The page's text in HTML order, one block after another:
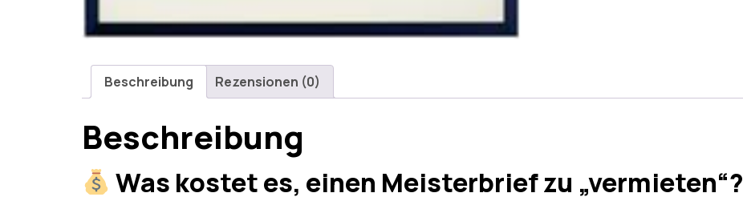
Beschreibung Rezensionen (0)
Beschreibung
Was kostet es, einen Meisterbrief zu „vermieten“?